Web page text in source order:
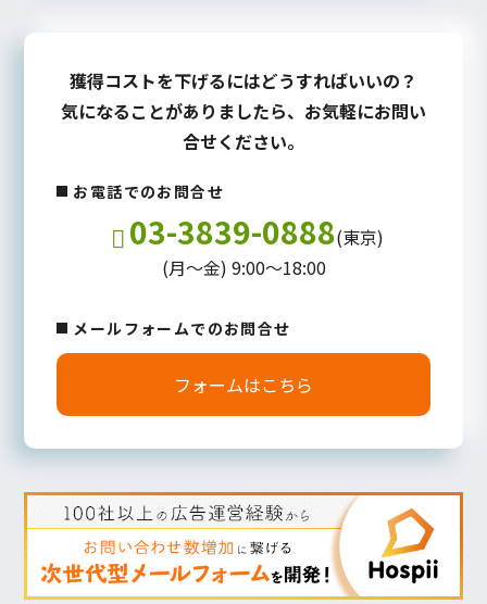
獲得コストを下げるにはどうすればいいの？
気になることがありましたら、お気軽にお問い
合せください。
お電話でのお問合せ
03-3839-0888(東京)
(月～金) 9:00～18:00
メールフォームでのお問合せ
フォームはこちら